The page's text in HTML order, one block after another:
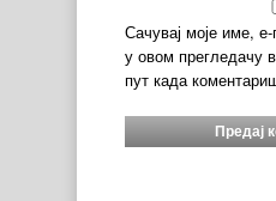
Сачувај моје име,
у овом прегледачу
пут када